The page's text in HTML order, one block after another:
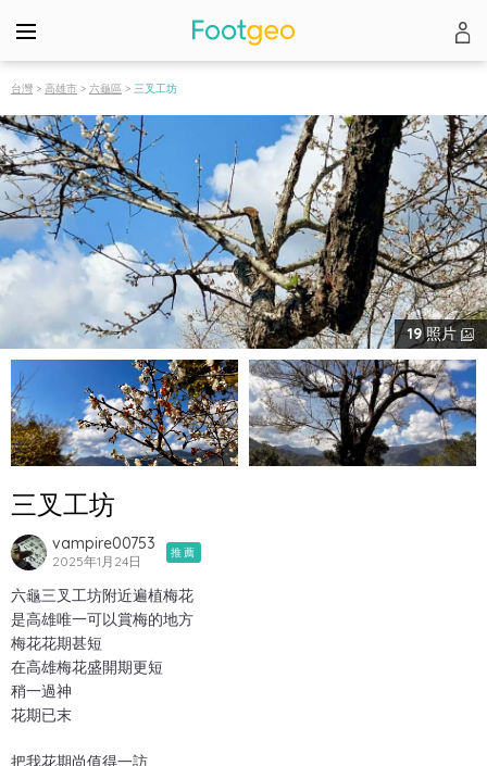
台灣 > 高雄市 > 六龜區 > 三叉工坊
19照片
三叉工坊
vampire00753
2025年1月24日
推薦
六龜三叉工坊附近遍植梅花
是高雄唯一可以賞梅的地方
梅花花期甚短
在高雄梅花盛開期更短
稍一過神
花期已末
把我花期尚值得一訪